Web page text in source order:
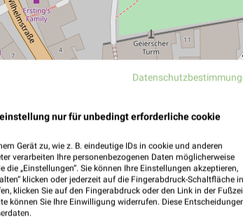
NAVIGATION MIT GOOGLE/IOS MAPS
nur für unbedingt erforderliche cookie
Gerät zu, wie z. B. eindeutige IDs in cookie und anderen
verarbeiten Ihre personenbezogenen Daten möglicherweise
„Einstellungen“. Sie können Ihre Einstellungen akzeptieren,
klicken oder jederzeit auf die Fingerabdruck-Schaltfläche in
klicken Sie auf den Fingerabdruck oder den Link in der
können Sie Ihre Einwilligung widerrufen. Diese